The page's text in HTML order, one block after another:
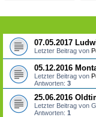
07.05.2017
Letzter Beitrag von
05.12.2016
Letzter Beitrag von
Antworten: 3
25.06.2016
Letzter Beitrag von
Antworten: 1